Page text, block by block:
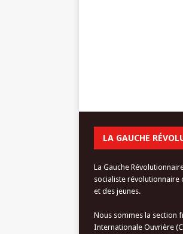
LA GAUCHE
La Gauche
socialiste révolutionnaire
et des jeunes.
Nous sommes la section
Internationale Ouvrière